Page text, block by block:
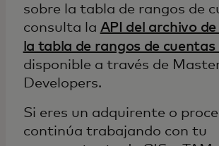
sobre la tabla de rangos de
consulta la API del archivo
la tabla de rangos de cuentas
disponible a través de
Developers.
Si eres un adquirente o
continúa trabajando con tu